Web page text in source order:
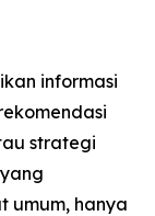
informasi
strategi
umum, hanya